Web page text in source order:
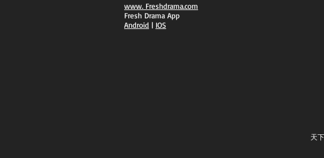
​www. Freshdrama.com
Fresh Drama App
​Android | IOS
天